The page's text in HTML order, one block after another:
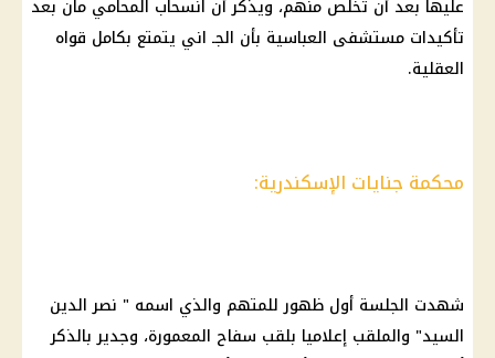
عليها بعد أن تخلص منهم، ويذكر أن انسحاب المحامي مان بعد
تأكيدات مستشفى العباسية بأن الجـ اني يتمتع بكامل قواه
العقلية.
محكمة جنايات الإسكندرية:
شهدت الجلسة أول ظهور للمتهم والذي اسمه " نصر الدين
السيد" والملقب إعلاميا بلقب سفاح المعمورة، وجدير بالذكر